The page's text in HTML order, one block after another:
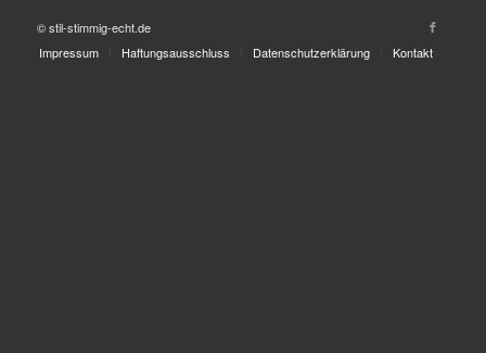
© stil-stimmig-echt.de
Impressum
Haftungsausschluss Datenschutzerklärung Kontakt